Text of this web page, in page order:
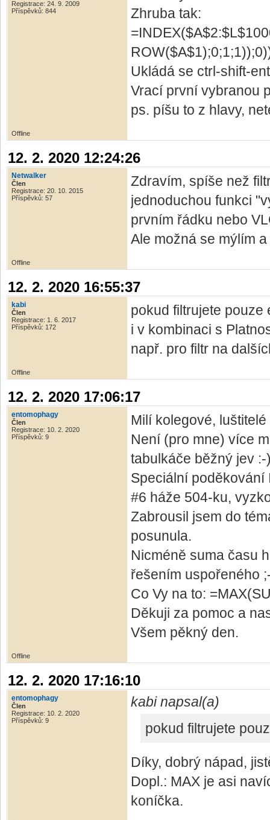
Registrace: 24. 9. 2009
Příspěvků: 844
Zhruba tak:
Ukládá se ctrl-shift-
Vrací první vybranou
ps. píšu to z hlavy,
Offline
12. 2. 2020 12:24:26
Netwalker
Člen
Registrace: 20. 10. 2015
Příspěvků: 57
Zdravím, spíše než
jednoduchou funkci
prvním řádku nebo
Ale možná se mýlím
Offline
12. 2. 2020 16:55:37
kabi
Člen
Registrace: 1. 6. 2017
Příspěvků: 172
pokud filtrujete pouze
i v kombinaci s
např. pro filtr na
Offline
12. 2. 2020 17:06:17
entomophagy
Člen
Registrace: 10. 2. 2020
Příspěvků: 9
Milí kolegové,
Není (pro mne) více
tabulkáče běžný jev :-
Speciální poděkování
#6 háže 504-ku,
Zabrousil jsem do
posunula.
Nicméně suma času
řešením uspořeného
Co Vy na to:
Děkuji za pomoc a
Všem pěkný den.
Offline
12. 2. 2020 17:16:10
entomophagy
Člen
Registrace: 10. 2. 2020
Příspěvků: 9
kabi napsal(a)
pokud filtrujete
Díky, dobrý nápad,
Dopl.: MAX je asi
koníčka.